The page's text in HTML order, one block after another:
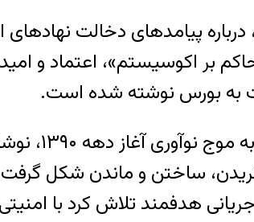
پیامدهای دخالت
بر اکوسیستم»، اعتماد و امید
به بورس نوشته شده است.
ساختن و ماندن شکل
هدفمند تلاش کرد با